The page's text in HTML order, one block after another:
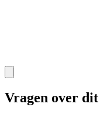
Vragen over